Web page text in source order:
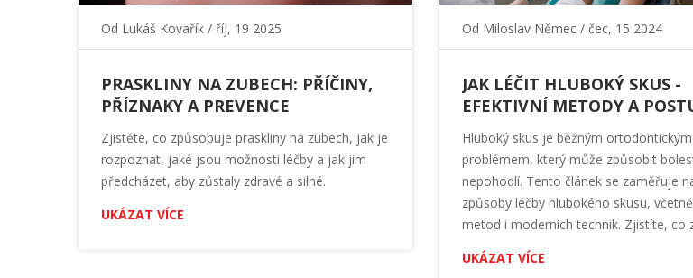
Od Lukáš Kovařík / říj, 19 2025
PRASKLINY NA ZUBECH: PŘÍČINY,
PŘÍZNAKY A PREVENCE
Zjistěte, co způsobuje praskliny na zubech, jak je
rozpoznat, jaké jsou možnosti léčby a jak jim
předcházet, aby zůstaly zdravé a silné.
UKÁZAT VÍCE
Od Miloslav Němec / čec, 15 2024
JAK LÉČIT HLUBOKÝ SKUS -
EFEKTIVNÍ METODY A
Hluboký skus je běžným ortodontickým
problémem, který může způsobit
nepohodlí. Tento článek se zaměřuje
způsoby léčby hlubokého skusu,
metod i moderních technik. Zjistíte, co
hluboký skus, jaké jsou jeho
možnosti léčby jsou dostupné.
UKÁZAT VÍCE